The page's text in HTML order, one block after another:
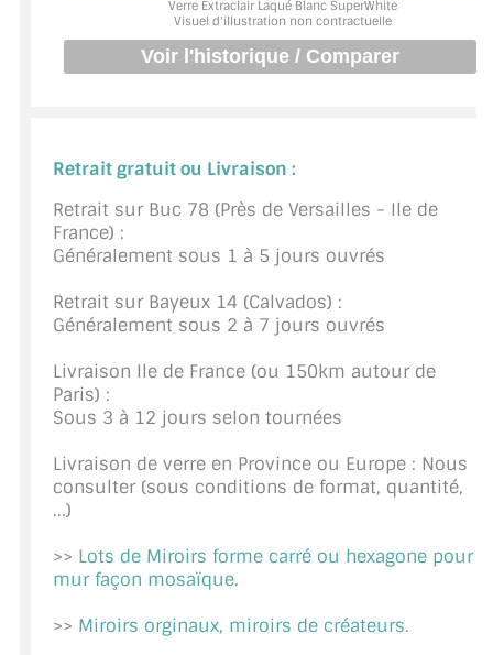
BARRES DE STABILISATION
JOINTS D'ÉTANCHÉITÉS
SYSTÈMES PIVOTANTS
SYSTÈMES COULISSANTS
LE CATALOGUE ACCESSOIRES
ACCESSOIRES EN PROMOTIONS
EXEMPLES, RÉALISATIONS, INSPIRATIONS
NUANCIER RAL
COMMENT COUPER DU VERRE ?
CONSEILS / AIDE
A PROPOS DE LA LIVRAISON
COMPTE PRO
Verre Extraclair Laqué Blanc SuperWhite
Visuel d'illustration non contractuelle
Retrait gratuit ou Livraison :
Retrait sur Buc 78 (Près de Versailles - Ile de
France) :
Généralement sous 1 à 5 jours ouvrés
Retrait sur Bayeux 14 (Calvados) :
Généralement sous 2 à 7 jours ouvrés
Livraison Ile de France (ou 150km autour de
Paris) :
Sous 3 à 12 jours selon tournées
Livraison de verre en Province ou Europe : Nous
consulter (sous conditions de format, quantité,
...)
>> Lots de Miroirs forme carré ou hexagone pour
mur façon mosaïque.
>> Miroirs orginaux, miroirs de créateurs.